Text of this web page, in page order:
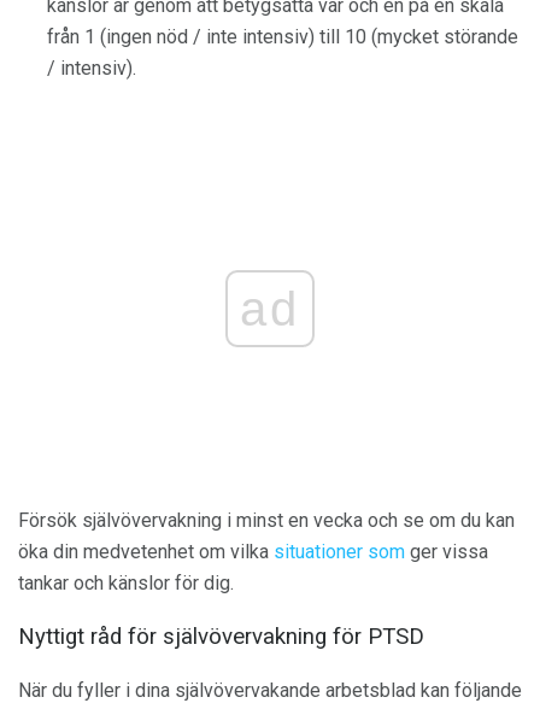
känslor är genom att betygsätta var och en på en skala
från 1 (ingen nöd / inte intensiv) till 10 (mycket störande
/ intensiv).
ad
Försök självövervakning i minst en vecka och se om du kan
öka din medvetenhet om vilka situationer som ger vissa
tankar och känslor för dig.
Nyttigt råd för självövervakning för PTSD
När du fyller i dina självövervakande arbetsblad kan följande